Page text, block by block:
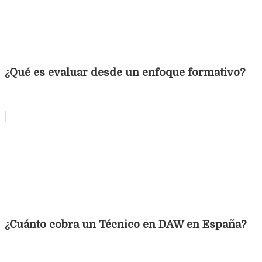
¿Qué es evaluar desde un enfoque formativo?
¿Cuánto cobra un Técnico en DAW en España?